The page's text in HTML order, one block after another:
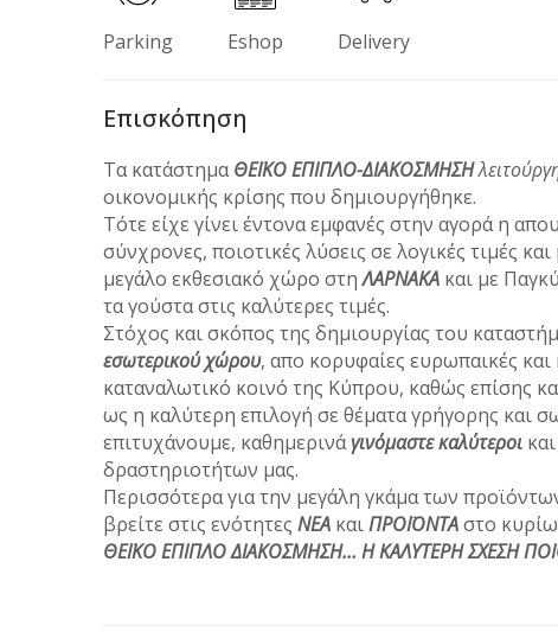
Parking Eshop Delivery
Επισκόπηση
Τα κατάστημαΘΕΪΚΟ ΕΠΙΠΛΟ-ΔΙΑΚΟΣΜΗΣΗ
οικονομικής κρίσης που δημιουργήθηκε.
Τότε είχε γίνει έντονα εμφανές στην αγορά η
σύνχρονες, ποιοτικές λύσεις σε λογικές τιμές
μεγάλο εκθεσιακό χώρο στηΛΑΡΝΑΚΑ και με
τα γούστα στις καλύτερες τιμές.
Στόχος και σκόπος της δημιουργίας του
εσωτερικού χώρου, απο κορυφαίες ευρωπαικές και
καταναλωτικό κοινό της Κύπρου, καθώς επίσης
ως η καλύτερη επιλογή σε θέματα γρήγορης και
επιτυχάνουμε, καθημερινάγινόμαστε καλύτεροι
δραστηριοτήτων μας.
Περισσότερα για την μεγάλη γκάμα των
βρείτε στις ενότητες ΝΕΑ καιΠΡΟΪΟΝΤΑστο
ΘΕΪΚΟ ΕΠΙΠΛΟ ΔΙΑΚΟΣΜΗΣΗ… Η ΚΑΛΥΤΕΡΗ ΣΧΕΣΗ